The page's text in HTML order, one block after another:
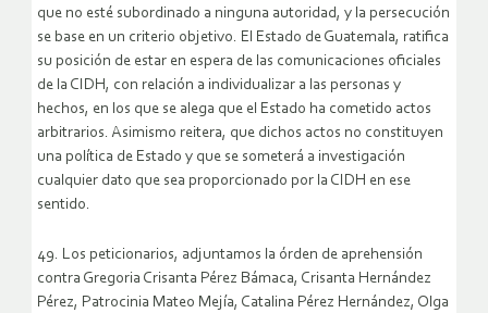
que no esté subordinado a ninguna autoridad, y la persecución
se base en un criterio objetivo. El Estado de Guatemala, ratifica
su posición de estar en espera de las comunicaciones oficiales
de la CIDH, con relación a individualizar a las personas y
hechos, en los que se alega que el Estado ha cometido actos
arbitrarios. Asimismo reitera, que dichos actos no constituyen
una política de Estado y que se someterá a investigación
cualquier dato que sea proporcionado por la CIDH en ese
sentido.
49. Los peticionarios, adjuntamos la órden de aprehensión
contra Gregoria Crisanta Pérez Bámaca, Crisanta Hernández
Pérez, Patrocinia Mateo Mejía, Catalina Pérez Hernández, Olga